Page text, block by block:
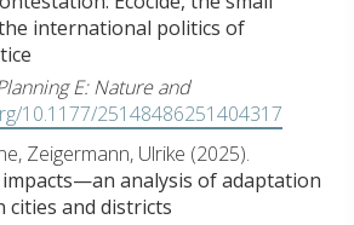
international politics of
E: Nature and
10.1177/25148486251404317
Zeigermann, Ulrike (2025).
analysis of adaptation
cities and districts